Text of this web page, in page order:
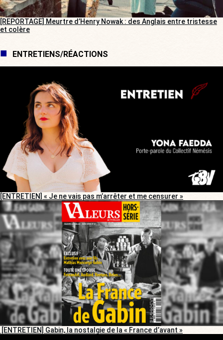
[REPORTAGE] Meurtre d’Henry Nowak : des Anglais entre tristesse
et colère
ENTRETIENS/RÉACTIONS
[ENTRETIEN] « Je ne vais pas m’arrêter et me censurer »
[ENTRETIEN] Gabin, la nostalgie de la « France d’avant »